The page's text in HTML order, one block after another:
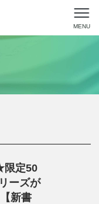
MENU
限定50
ーズが
新書